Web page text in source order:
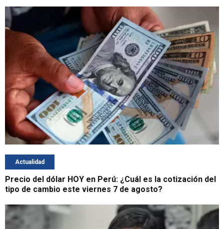
Actualidad
Precio del dólar HOY en Perú: ¿Cuál es la cotización del
tipo de cambio este viernes 7 de agosto?